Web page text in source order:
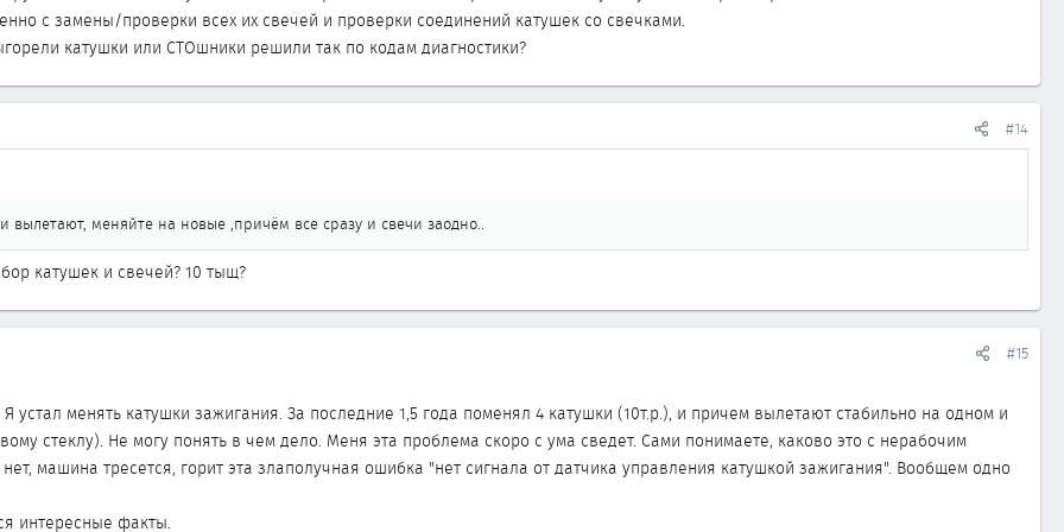
с замены/проверки всех их свечей и проверки соединений катушек со свечками.
катушки или СТОшники решили так по кодам диагностики?
#14
вылетают, меняйте на новые ,причём все сразу и свечи заодно..
катушек и свечей? 10 тыщ?
#15
устал менять катушки зажигания. За последние 1,5 года поменял 4 катушки (10т.р.), и причем вылетают стабильно на одном и
стеклу). Не могу понять в чем дело. Меня эта проблема скоро с ума сведет. Сами понимаете, каково это с нерабочим
машина тресется, горит эта злаполучная ошибка "нет сигнала от датчика управления катушкой зажигания". Вообщем одно
интересные факты.